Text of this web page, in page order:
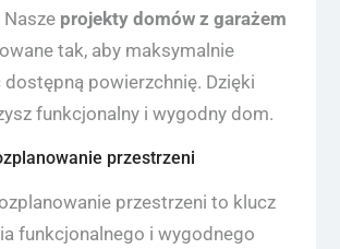
projekty domów z garażem
tak, aby maksymalnie
powierzchnię. Dzięki
funkcjonalny i wygodny dom.
przestrzeni
przestrzeni to klucz
funkcjonalnego i wygodnego